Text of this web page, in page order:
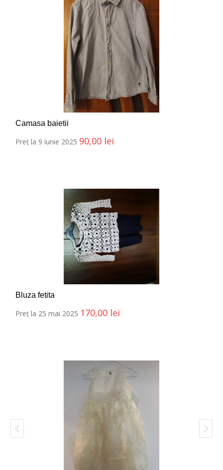
Camasa baietii
Preț la 9 iunie 2025 90,00 lei
Bluza fetita
Preț la 25 mai 2025 170,00 lei